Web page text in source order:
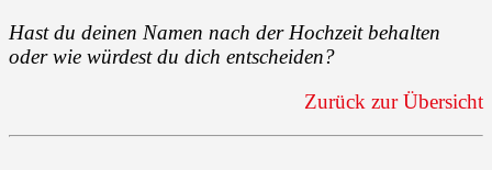
Hast du deinen Namen nach der Hochzeit behalten
oder wie würdest du dich entscheiden?
Zurück zur Übersicht